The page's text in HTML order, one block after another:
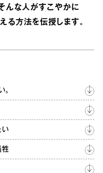
んな人がすこやかに
る方法を伝授します。
。
い
牲